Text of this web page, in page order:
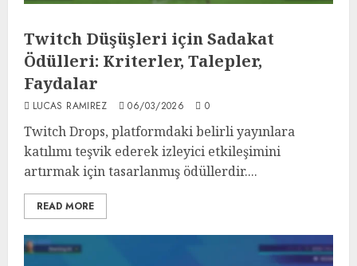
Twitch Düşüşleri için Sadakat
Ödülleri: Kriterler, Talepler,
Faydalar
LUCAS RAMIREZ 06/03/2026 0
Twitch Drops, platformdaki belirli yayınlara
katılımı teşvik ederek izleyici etkileşimini
artırmak için tasarlanmış ödüllerdir....
READ MORE